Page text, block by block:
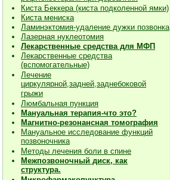
Киста Беккера (киста подколенной ямки)
Киста мениска
Ламинэктомия-удаление дужки позвонка
Лазерная нуклеотомия
Лекарственные средства для МФП
Лекарственные средства
(вспомогательные)
Лечение
циркулярной,задней,заднебоковой
грыжи
Люмбальная пункция
Мануальная терапия-что это?
Магнитно-резонансная томография
Мануальное исследование функций
позвоночника
Методы лечения боли в спине
Межпозвоночный диск, как
структура.